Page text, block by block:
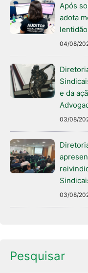
Após
adota
04/08/
e da
03/08/
03/08/
Pesquisar